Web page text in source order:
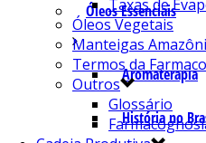
Óleos Essenciais
Aromaterapia
História no
Taxas de
Óleos Vegetais
Manteigas
Termos da
Outros
Glossário